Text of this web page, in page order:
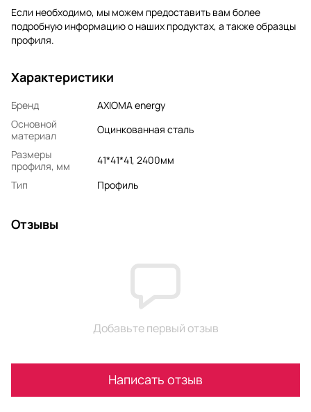
Если необходимо, мы можем предоставить вам более
подробную информацию о наших продуктах, а также образцы
профиля.
Характеристики
Бренд
AXIOMA energy
Основной
материал
Оцинкованная сталь
Размеры
профиля, мм
41*41*41, 2400мм
Тип
Профиль
Отзывы
Добавьте первый отзыв
Написать отзыв